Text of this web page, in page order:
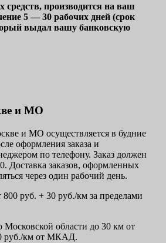
средств, производится на ваш
5 — 30 рабочих дней (срок
выдал вашу банковскую
и МО
и МО осуществляется в будние
оформления заказа и
по телефону. Заказ должен
Доставка заказов, оформленных
через один рабочий день.
руб. + 30 руб./км за пределами
Московской области до 30 км от
руб./км от МКАД.